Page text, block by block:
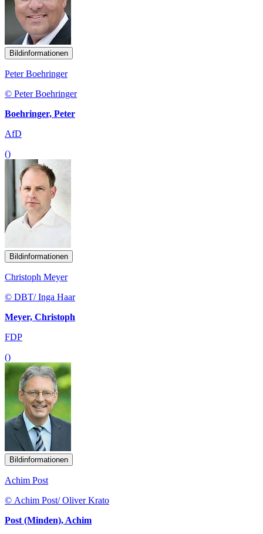
Bildinformationen
Peter Boehringer
© Peter Boehringer
Boehringer, Peter
AfD
()
Bildinformationen
Christoph Meyer
© DBT/ Inga Haar
Meyer, Christoph
FDP
()
Bildinformationen
Achim Post
© Achim Post/ Oliver Krato
Post (Minden), Achim